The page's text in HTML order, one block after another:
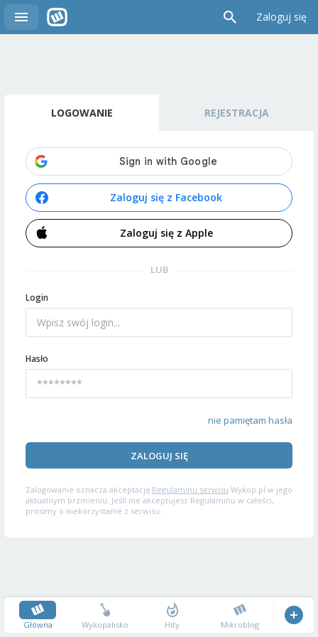
Zaloguj się
LOGOWANIE REJESTRACJA
Zaloguj się z Facebook
Zaloguj się z Apple
LUB
Login
Hasło
nie pamiętam hasła
ZALOGUJ SIĘ
Zalogowanie oznacza akceptację Regulaminu serwisu Wykop.pl w jego
aktualnym brzmieniu. Jeśli nie akceptujesz Regulaminu w całości,
prosimy o niekorzystanie z serwisu.
Główna Wykopalisko Hity Mikroblog